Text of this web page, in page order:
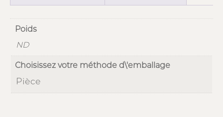
Poids
ND
Choisissez votre méthode d\'emballage
Pièce